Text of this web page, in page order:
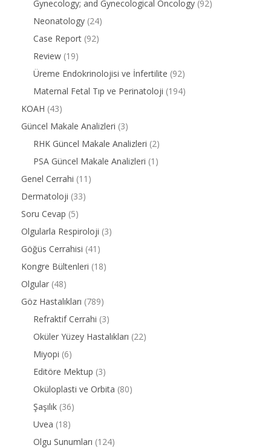
Gynecology; and Gynecological Oncology (92)
Neonatology (24)
Case Report (92)
Review (19)
Üreme Endokrinolojisi ve İnfertilite (92)
Maternal Fetal Tıp ve Perinatoloji (194)
KOAH (43)
Güncel Makale Analizleri (3)
RHK Güncel Makale Analizleri (2)
PSA Güncel Makale Analizleri (1)
Genel Cerrahi (11)
Dermatoloji (33)
Soru Cevap (5)
Olgularla Respiroloji (3)
Göğüs Cerrahisi (41)
Kongre Bültenleri (18)
Olgular (48)
Göz Hastalıkları (789)
Refraktif Cerrahi (3)
Oküler Yüzey Hastalıkları (22)
Miyopi (6)
Editöre Mektup (3)
Oküloplasti ve Orbita (80)
Şaşılık (36)
Uvea (18)
Olgu Sunumları (124)